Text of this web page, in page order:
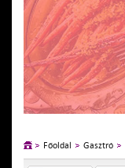
Főoldal Gasztró